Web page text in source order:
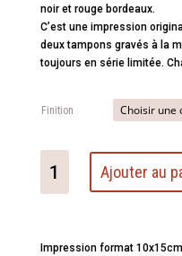
noir et rouge bordeaux.
C’est une impression
deux tampons gravés à la
toujours en série limitée.
Finition
Chat-
Ajouter au
Impression format